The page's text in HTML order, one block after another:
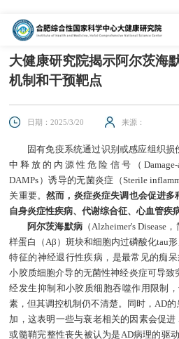
大健康研究院揭示阿尔茨海
机制和干预靶点
日期：2025/3/20 来源：
固有免疫系统通过识别或感应组织
中释放的内源性危险信号（Damage-
DAMPs）诱导的无菌炎症（Sterile
关重要。然而，炎症炎症失调也会促进
自身炎症性疾病、代谢综合征、心血管疾
阿尔茨海默病（Alzheimer's Disease，
样蛋白（Aβ）斑块和细胞内过磷酸化tau
特征的神经退行性疾病，是最常见的痴
小胶质细胞介导的无菌性神经炎症可导
经发生抑制和小胶质细胞吞噬作用限制
素，但其调控机制仍不清楚。同时，AD
加，这表明一些与衰老相关的因素会促
或髓鞘完整性丧失被认为是AD病理的驱